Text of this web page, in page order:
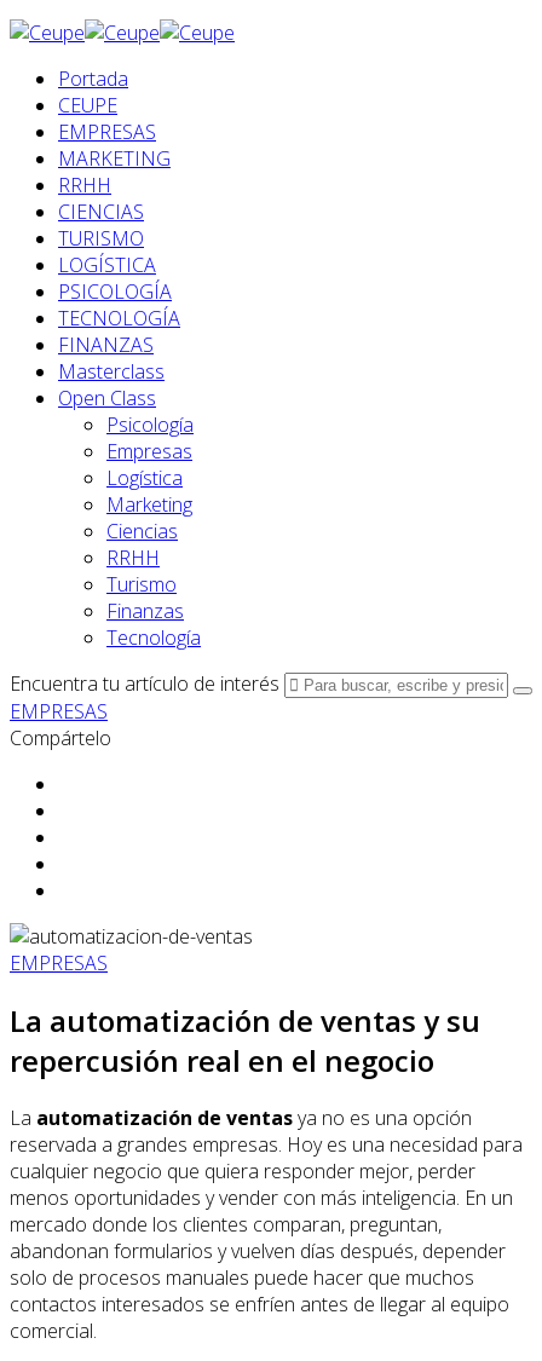
Portada
CEUPE
EMPRESAS
MARKETING
RRHH
CIENCIAS
TURISMO
LOGÍSTICA
PSICOLOGÍA
TECNOLOGÍA
FINANZAS
Masterclass
Open Class
Psicología
Empresas
Logística
Marketing
Ciencias
RRHH
Turismo
Finanzas
Tecnología
Encuentra tu artículo de interés
EMPRESAS
Compártelo
EMPRESAS
La automatización de ventas y su
repercusión real en el negocio
La automatización de ventasya no es una opción
reservada a grandes empresas. Hoy es una necesidad para
cualquier negocio que quiera responder mejor, perder
menos oportunidades y vender con más inteligencia. En un
mercado donde los clientes comparan, preguntan,
abandonan formularios y vuelven días después, depender
solo de procesos manuales puede hacer que muchos
contactos interesados se enfríen antes de llegar al equipo
comercial.